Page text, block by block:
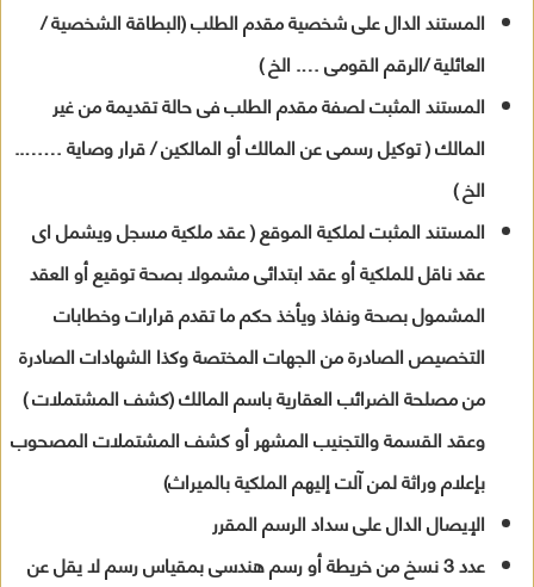
المستند الدال على شخصية مقدم الطلب (البطاقة الشخصية /
العائلية /الرقم القومى …. الخ )
المستند المثبت لصفة مقدم الطلب فى حالة تقديمة من غير
المالك ( توكيل رسمى عن المالك أو المالكين / قرار وصاية ……..
الخ )
المستند المثبت لملكية الموقع ( عقد ملكية مسجل ويشمل اى
عقد ناقل للملكية أو عقد ابتدائى مشمولا بصحة توقيع أو العقد
المشمول بصحة ونفاذ ويأخذ حكم ما تقدم قرارات وخطابات
التخصيص الصادرة من الجهات المختصة وكذا الشهادات الصادرة
من مصلحة الضرائب العقارية باسم المالك (كشف المشتملات )
وعقد القسمة والتجنيب المشهر أو كشف المشتملات المصحوب
بإعلام وراثة لمن آلت إليهم الملكية بالميراث)
الإيصال الدال على سداد الرسم المقرر
عدد 3 نسخ من خريطة أو رسم هندسى بمقياس رسم لا يقل عن